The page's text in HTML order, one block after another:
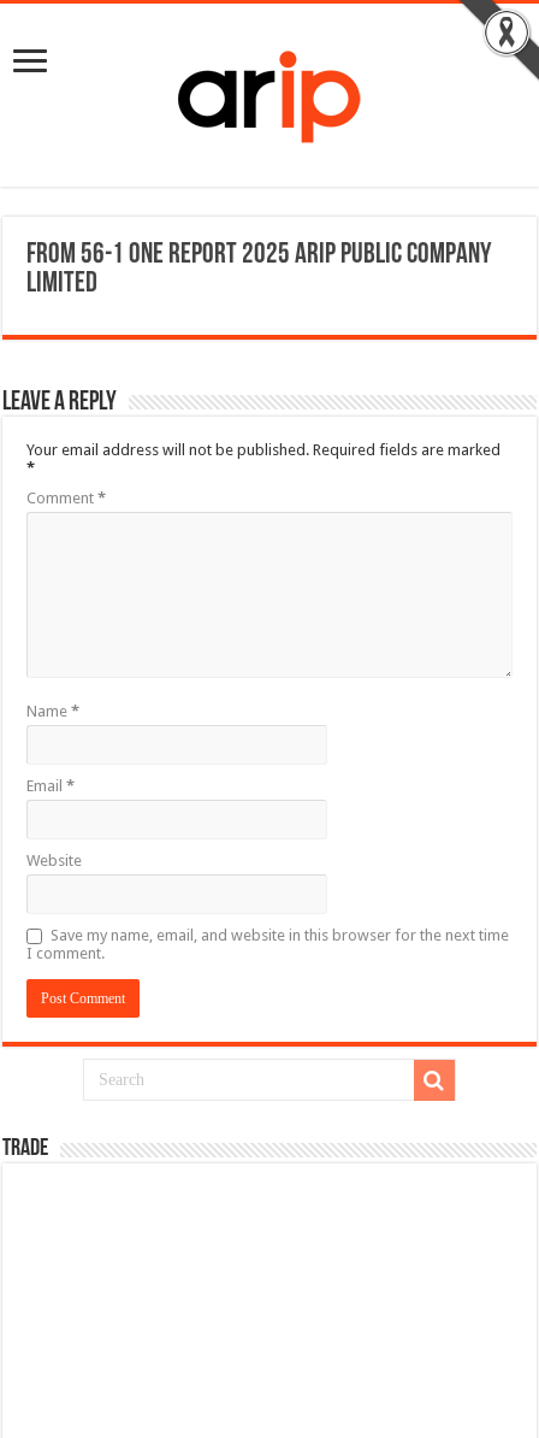
From 56-1 One Report 2025 ARIP Public Company
Limited
Leave a Reply
Your email address will not be published. Required fields are marked
*
Comment*
Name*
Email*
Website
Save my name, email, and website in this browser for the next time
I comment.
TRADE